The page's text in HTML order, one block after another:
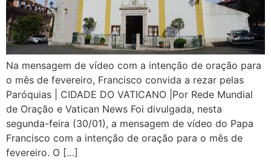
Na mensagem de vídeo com a intenção de oração para
o mês de fevereiro, Francisco convida a rezar pelas
Paróquias | CIDADE DO VATICANO |Por Rede Mundial
de Oração e Vatican News Foi divulgada, nesta
segunda-feira (30/01), a mensagem de vídeo do Papa
Francisco com a intenção de oração para o mês de
fevereiro. O […]